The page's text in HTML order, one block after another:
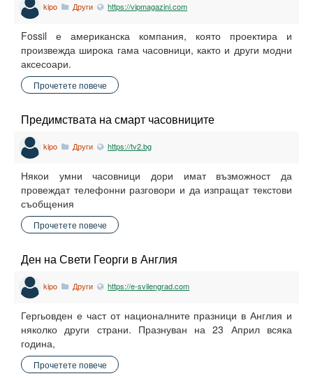
kipo Други https://vipmagazini.com
Fossil е американска компания, която проектира и
произвежда широка гама часовници, както и други модни
аксесоари.
Прочетете повече
Предимствата на смарт часовниците
kipo Други https://tv2.bg
Някои умни часовници дори имат възможност да
провеждат телефонни разговори и да изпращат текстови
съобщения
Прочетете повече
Ден на Свети Георги в Англия
kipo Други https://e-svilengrad.com
Гергьовден е част от националните празници в Англия и
няколко други страни. Празнуван на 23 Април всяка
година,
Прочетете повече